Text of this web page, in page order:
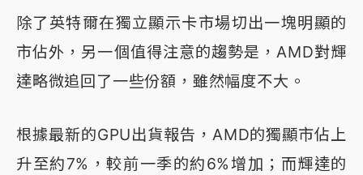
除了英特爾在獨立顯示卡市場切出一塊明顯的
市佔外，另一個值得注意的趨勢是，AMD對輝
達略微追回了一些份額，雖然幅度不大。
根據最新的GPU出貨報告，AMD的獨顯市佔上
升至約7%，較前一季的約6%增加；而輝達的